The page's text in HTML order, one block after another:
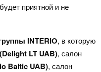
приятной и не
INTERIO, в которую
(Delight LT UAB), салон
Baltic UAB), салон